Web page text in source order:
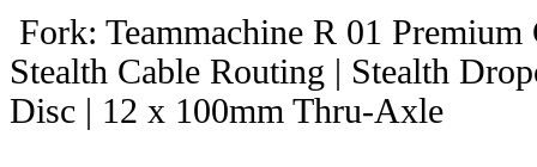
Fork: Teammachine R 01
Stealth Cable Routing | Stealth
Disc | 12 x 100mm Thru-Axle